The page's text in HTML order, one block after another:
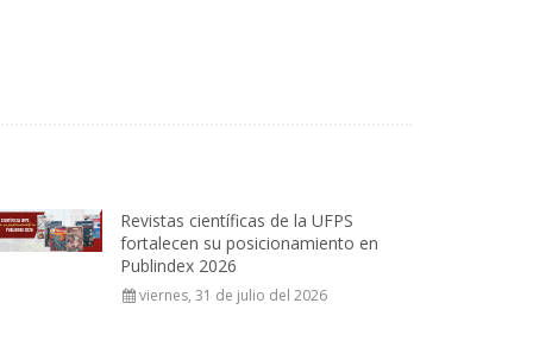
Revistas científicas de la UFPS
fortalecen su posicionamiento en
Publindex 2026
viernes, 31 de julio del 2026